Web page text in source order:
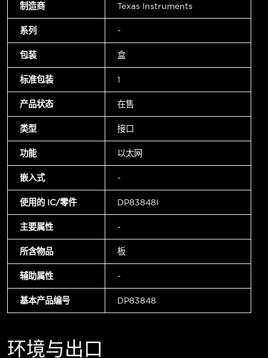
制造商 Texas Instruments
系列 -
包装 盒
标准包装 1
产品状态 在售
类型 接口
功能 以太网
嵌入式 -
使用的 IC/零件 DP83848I
主要属性 -
所含物品 板
辅助属性 -
基本产品编号 DP83848
环境与出口